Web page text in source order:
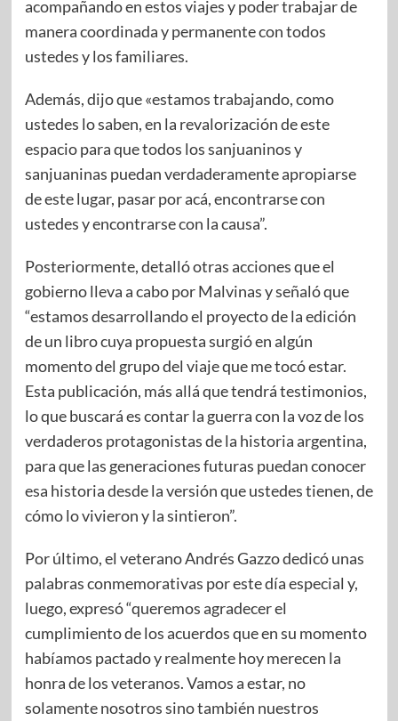
acompañando en estos viajes y poder trabajar de
manera coordinada y permanente con todos
ustedes y los familiares.
Además, dijo que «estamos trabajando, como
ustedes lo saben, en la revalorización de este
espacio para que todos los sanjuaninos y
sanjuaninas puedan verdaderamente apropiarse
de este lugar, pasar por acá, encontrarse con
ustedes y encontrarse con la causa”.
Posteriormente, detalló otras acciones que el
gobierno lleva a cabo por Malvinas y señaló que
“estamos desarrollando el proyecto de la edición
de un libro cuya propuesta surgió en algún
momento del grupo del viaje que me tocó estar.
Esta publicación, más allá que tendrá testimonios,
lo que buscará es contar la guerra con la voz de los
verdaderos protagonistas de la historia argentina,
para que las generaciones futuras puedan conocer
esa historia desde la versión que ustedes tienen, de
cómo lo vivieron y la sintieron”.
Por último, el veterano Andrés Gazzo dedicó unas
palabras conmemorativas por este día especial y,
luego, expresó “queremos agradecer el
cumplimiento de los acuerdos que en su momento
habíamos pactado y realmente hoy merecen la
honra de los veteranos. Vamos a estar, no
solamente nosotros sino también nuestros